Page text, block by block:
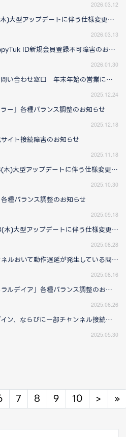
2026.03.12
2026/3/12(木)大型アップデートに伴う仕様変更のお知らせ(2026/3/13更新)
2026.03.13
【復旧】HappyTuk ID新規会員登録不可障害のお知らせ
2026.01.30
HappyTukお問い合わせ窓口 年末年始の営業について
2025.12.24
ラー」各種バランス調整のお知らせ
2025.12.18
サイト接続障害のお知らせ
2025.11.18
2025/12/18(木)大型アップデートに伴う仕様変更のお知らせ(2025/11/20更新)
2025.10.30
各種バランス調整のお知らせ
2025.09.18
2025/09/18(木)大型アップデートに伴う仕様変更のお知らせ(2025/8/28 16:00更新)
2025.08.28
一部のチャンネルおいて動作遅延が発生している問題について(2025/8/21 更新)
2025.08.16
「夢幻のエメラルデイア」各種バランス調整のお知らせ
2025.06.26
【復旧】ログイン、ならびに一部チャンネル接続障害のお知らせ
2025.05.30
7 8 9 10 > Next
»